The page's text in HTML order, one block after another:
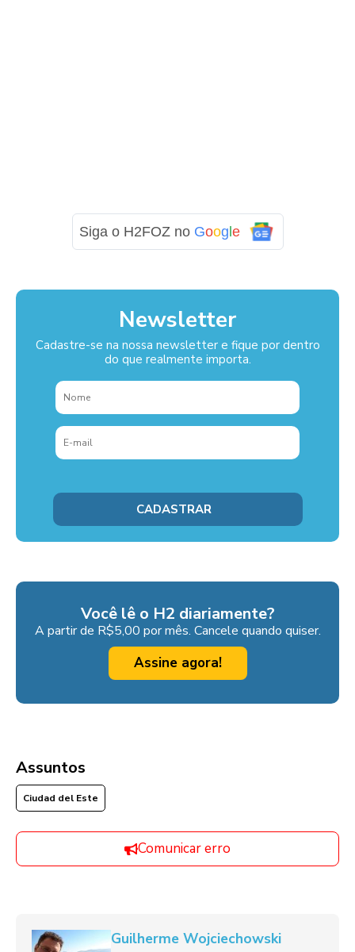
Siga o H2FOZ no Google
Newsletter
Cadastre-se na nossa newsletter e fique por dentro
do que realmente importa.
Você lê o H2 diariamente?
A partir de R$5,00 por mês. Cancele quando quiser.
Assine agora!
Assuntos
Ciudad del Este
Comunicar erro
Guilherme Wojciechowski